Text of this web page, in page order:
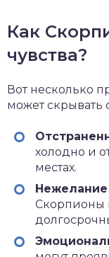
Как
чувства?
Вот несколько
может скрывать
холодно и
местах.
Скорпионы